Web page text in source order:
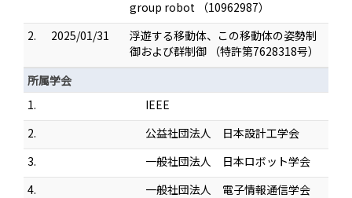
group robot （10962987）
2.
2025/01/31
浮遊する移動体、この移動体の姿勢制
御および群制御 （特許第7628318号）
所属学会
1.
IEEE
2.
公益社団法人 日本設計工学会
3.
一般社団法人 日本ロボット学会
4.
一般社団法人 電子情報通信学会